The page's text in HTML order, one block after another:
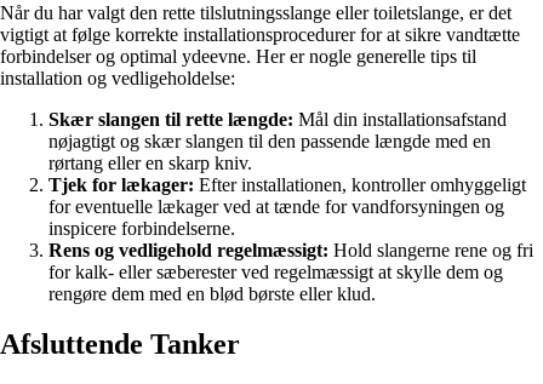
Når du har valgt den rette tilslutningsslange eller toiletslange, er det
vigtigt at følge korrekte installationsprocedurer for at sikre vandtætte
forbindelser og optimal ydeevne. Her er nogle generelle tips til
installation og vedligeholdelse:
Skær slangen til rette længde: Mål din installationsafstand
nøjagtigt og skær slangen til den passende længde med en
rørtang eller en skarp kniv.
Tjek for lækager: Efter installationen, kontroller omhyggeligt
for eventuelle lækager ved at tænde for vandforsyningen og
inspicere forbindelserne.
Rens og vedligehold regelmæssigt: Hold slangerne rene og fri
for kalk- eller sæberester ved regelmæssigt at skylle dem og
rengøre dem med en blød børste eller klud.
Afsluttende Tanker